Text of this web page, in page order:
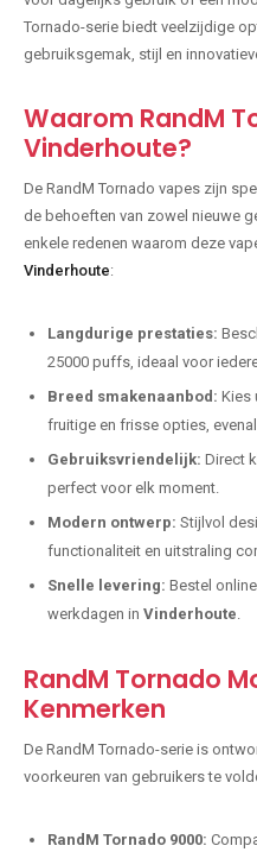
Tornado-serie biedt veelzijdige
gebruiksgemak, stijl en
Waarom RandM
Vinderhoute?
De RandM Tornado vapes zijn
de behoeften van zowel nieuwe
enkele redenen waarom deze
Vinderhoute:
Langdurige prestaties:
25000 puffs, ideaal voor
Breed smakenaanbod: Kies
fruitige en frisse opties,
Gebruiksvriendelijk: Direct
perfect voor elk moment.
Modern ontwerp: Stijlvol
functionaliteit en uitstraling
Snelle levering: Bestel
werkdagen in Vinderhoute
RandM Tornado
Kenmerken
De RandM Tornado-serie is
voorkeuren van gebruikers te
RandM Tornado 9000: